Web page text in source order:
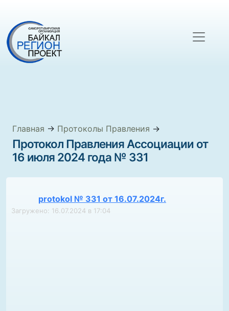
Главная → Протоколы Правления →
Протокол Правления Ассоциации от
16 июля 2024 года № 331
protokol № 331 от 16.07.2024г.
Загружено: 16.07.2024 в 17:04